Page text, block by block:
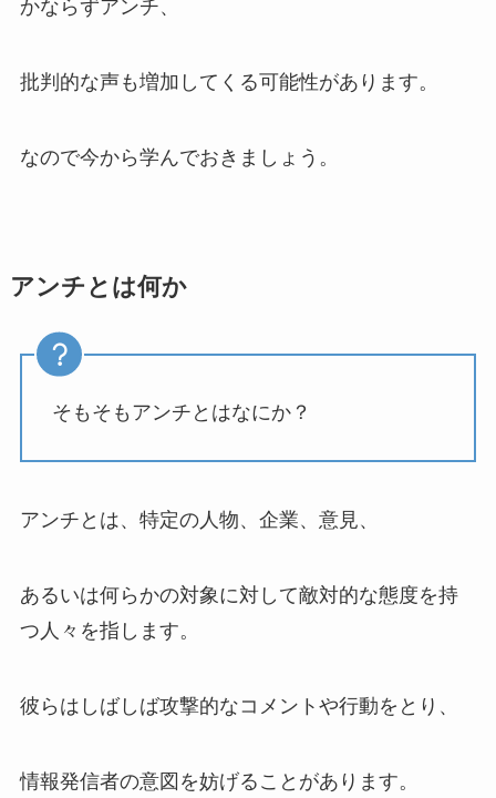
かならずアンチ、
批判的な声も増加してくる可能性があります。
なので今から学んでおきましょう。
アンチとは何か
そもそもアンチとはなにか？
アンチとは、特定の人物、企業、意見、
あるいは何らかの対象に対して敵対的な態度を持
つ人々を指します。
彼らはしばしば攻撃的なコメントや行動をとり、
情報発信者の意図を妨げることがあります。